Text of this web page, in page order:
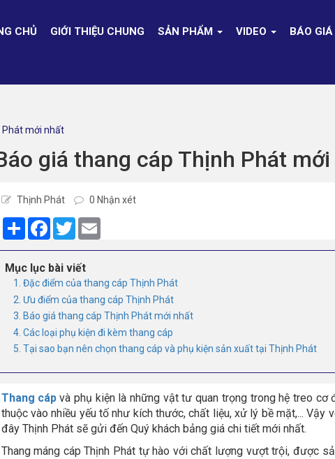
CHỦ GIỚI THIỆU CHUNG SẢN PHẨM VIDEO BÁO GIÁ
Phát mới nhất
giá thang cáp Thịnh Phát
Thịnh Phát 0 Nhận xét
ShareFacebook
TwitterEmail
Mục lục bài viết
1. Đặc điểm của thang cáp Thịnh Phát
2. Ưu điểm của thang cáp Thịnh Phát
3. Báo giá thang cáp Thịnh Phát mới nhất
4. Các loại phụ kiện đi kèm thang cáp
5. Tại sao bạn nên chọn thang cáp và phụ kiện sản xuất tại Thịnh Phát
Thang cápvà phụ kiện là những vật tư quan trọng trong hệ treo cơ
thuộc vào nhiều yếu tố như kích thước, chất liệu, xử lý bề mặt,...
đây Thịnh Phát sẽ gửi đến Quý khách bảng giá chi tiết mới nhất.
Thang máng cáp Thịnh Phát tự hào với chất lượng vượt trội, được